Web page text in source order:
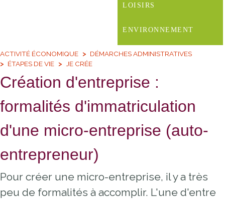
LOISIRS
ENVIRONNEMENT
ACTIVITÉ ÉCONOMIQUE
DÉMARCHES ADMINISTRATIVES
ÉTAPES DE VIE
JE CRÉE
Création d'entreprise :
formalités d'immatriculation
d'une micro-entreprise (auto-
entrepreneur)
Pour créer une micro-entreprise, il y a très
peu de formalités à accomplir. L'une d'entre